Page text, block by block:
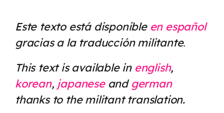
Este texto está disponible en español
gracias a la traducción militante.
This text is available in english,
korean, japaneseand german
thanks to the militant translation.